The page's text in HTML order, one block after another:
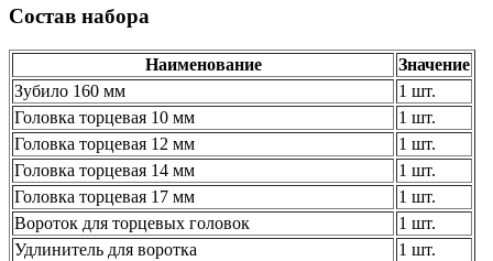
Состав набора
Наименование
Значение
Зубило 160 мм
1 шт.
Головка торцевая 10 мм
1 шт.
Головка торцевая 12 мм
1 шт.
Головка торцевая 14 мм
1 шт.
Головка торцевая 17 мм
1 шт.
Вороток для торцевых головок
1 шт.
Удлинитель для воротка
1 шт.